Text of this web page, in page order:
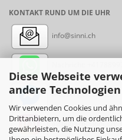
Diese Webseite
andere Technologien
Wir verwenden Cookies und
Drittanbietern, um die
gewährleisten, die Nutzung
KONTAKT RUND UM DIE UHR
info@sinni.ch
Messenger: sinni.ch
Instagram: sinni_ch